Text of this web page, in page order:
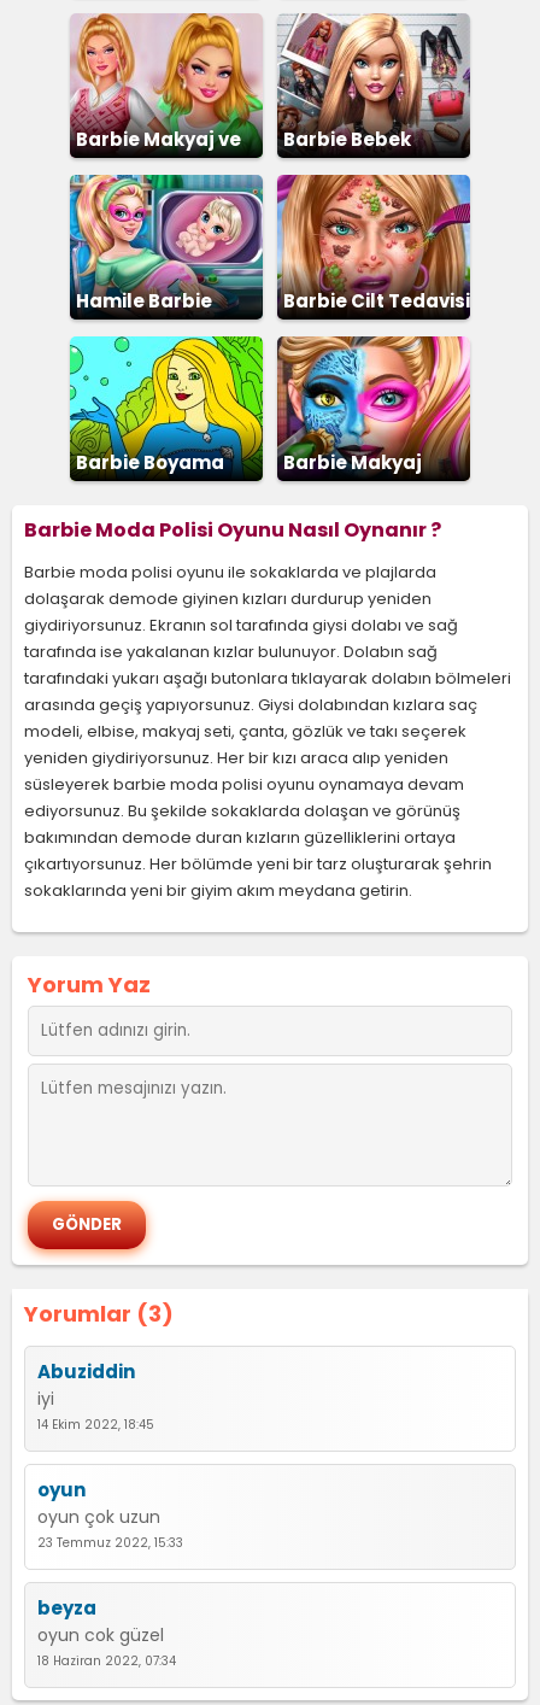
Barbie Makyaj ve
Giydirme
Barbie Bebek
Giydirme
Hamile Barbie Barbie Cilt Tedavisi
Barbie Boyama Barbie Makyaj
Barbie Moda Polisi Oyunu Nasıl Oynanır ?
Barbie moda polisi oyunu ile sokaklarda ve plajlarda
dolaşarak demode giyinen kızları durdurup yeniden
giydiriyorsunuz. Ekranın sol tarafında giysi dolabı ve sağ
tarafında ise yakalanan kızlar bulunuyor. Dolabın sağ
tarafındaki yukarı aşağı butonlara tıklayarak dolabın bölmeleri
arasında geçiş yapıyorsunuz. Giysi dolabından kızlara saç
modeli, elbise, makyaj seti, çanta, gözlük ve takı seçerek
yeniden giydiriyorsunuz. Her bir kızı araca alıp yeniden
süsleyerek barbie moda polisi oyunu oynamaya devam
ediyorsunuz. Bu şekilde sokaklarda dolaşan ve görünüş
bakımından demode duran kızların güzelliklerini ortaya
çıkartıyorsunuz. Her bölümde yeni bir tarz oluşturarak şehrin
sokaklarında yeni bir giyim akım meydana getirin.
Yorumlar (3)
Abuziddin
iyi
14 Ekim 2022, 18:45
oyun
oyun çok uzun
23 Temmuz 2022, 15:33
beyza
oyun cok güzel
18 Haziran 2022, 07:34
Yorum Yaz